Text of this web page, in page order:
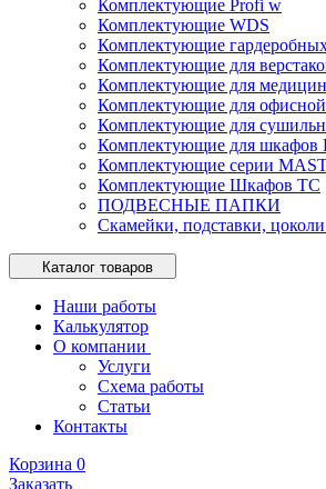
Комплектующие Profi w
Комплектующие WDS
Комплектующие
Комплектующие для
Комплектующие для
Комплектующие для
Комплектующие для
Комплектующие для шкафов
Комплектующие серии
Комплектующие Шкафов ТС
ПОДВЕСНЫЕ ПАПКИ
Скамейки, подставки,
Каталог товаров
Наши работы
Калькулятор
О компании
Услуги
Схема работы
Статьи
Контакты
Корзина 0
Заказать